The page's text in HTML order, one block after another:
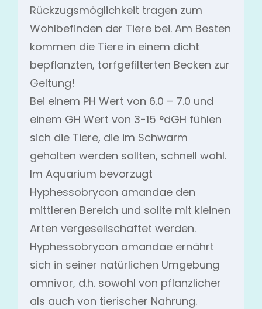
Rückzugsmöglichkeit tragen zum
Wohlbefinden der Tiere bei. Am Besten
kommen die Tiere in einem dicht
bepflanzten, torfgefilterten Becken zur
Geltung!
Bei einem PH Wert von 6.0 – 7.0 und
einem GH Wert von 3-15 °dGH fühlen
sich die Tiere, die im Schwarm
gehalten werden sollten, schnell wohl.
Im Aquarium bevorzugt
Hyphessobrycon amandae den
mittleren Bereich und sollte mit kleinen
Arten vergesellschaftet werden.
Hyphessobrycon amandae ernährt
sich in seiner natürlichen Umgebung
omnivor, d.h. sowohl von pflanzlicher
als auch von tierischer Nahrung.